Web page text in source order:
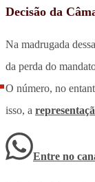
Decisão da
Na madrugada
da perda do
O número, no
isso, a
Entre no